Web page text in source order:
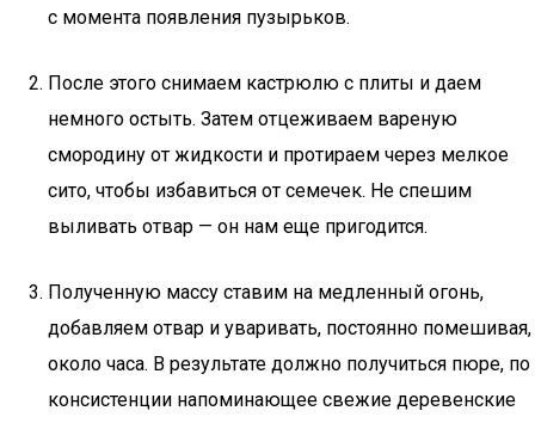
с момента появления пузырьков.
После этого снимаем кастрюлю с плиты и даем
немного остыть. Затем отцеживаем вареную
смородину от жидкости и протираем через мелкое
сито, чтобы избавиться от семечек. Не спешим
выливать отвар — он нам еще пригодится.
Полученную массу ставим на медленный огонь,
добавляем отвар и уваривать, постоянно помешивая,
около часа. В результате должно получиться пюре, по
консистенции напоминающее свежие деревенские